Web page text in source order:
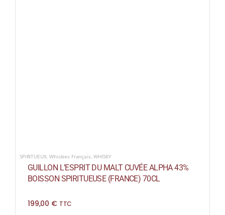
SPIRITUEUX,Whiskies Français,WHISKY
GUILLON L’ESPRIT DU MALT CUVÉE ALPHA 43%
BOISSON SPIRITUEUSE (FRANCE) 70CL
199,00 € TTC